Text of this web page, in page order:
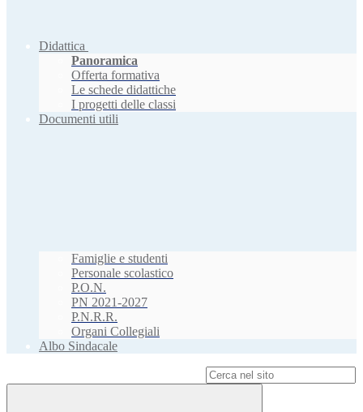
Didattica
Panoramica
Offerta formativa
Le schede didattiche
I progetti delle classi
Documenti utili
Famiglie e studenti
Personale scolastico
P.O.N.
PN 2021-2027
P.N.R.R.
Organi Collegiali
Albo Sindacale